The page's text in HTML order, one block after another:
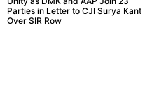
Parties in Letter to CJI Surya Kant
Over SIR Row